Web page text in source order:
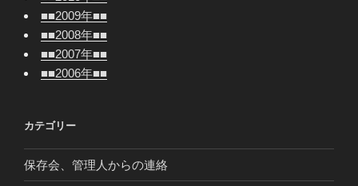
■■2009年■■
■■2008年■■
■■2007年■■
■■2006年■■
カテゴリー
保存会、管理人からの連絡